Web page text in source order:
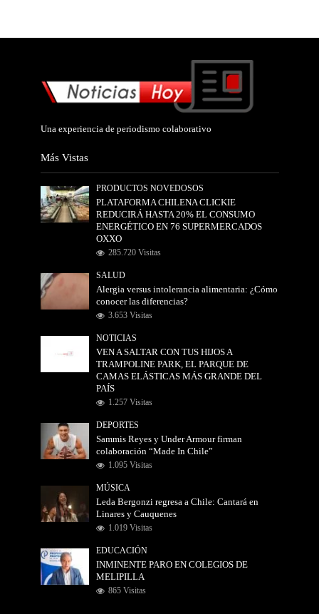
Una experiencia de periodismo colaborativo
Más Vistas
PRODUCTOS NOVEDOSOS
PLATAFORMA CHILENA CLICKIE
REDUCIRÁ HASTA 20% EL CONSUMO
ENERGÉTICO EN 76 SUPERMERCADOS
OXXO
285.720 Visitas
SALUD
Alergia versus intolerancia alimentaria: ¿Cómo
conocer las diferencias?
3.653 Visitas
NOTICIAS
VEN A SALTAR CON TUS HIJOS A
TRAMPOLINE PARK, EL PARQUE DE
CAMAS ELÁSTICAS MÁS GRANDE DEL
PAÍS
1.257 Visitas
DEPORTES
Sammis Reyes y Under Armour firman
colaboración “Made In Chile”
1.095 Visitas
MÚSICA
Leda Bergonzi regresa a Chile: Cantará en
Linares y Cauquenes
1.019 Visitas
EDUCACIÓN
INMINENTE PARO EN COLEGIOS DE
MELIPILLA
865 Visitas